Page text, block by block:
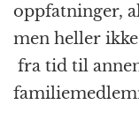
oppfatninger,
men heller
fra tid til